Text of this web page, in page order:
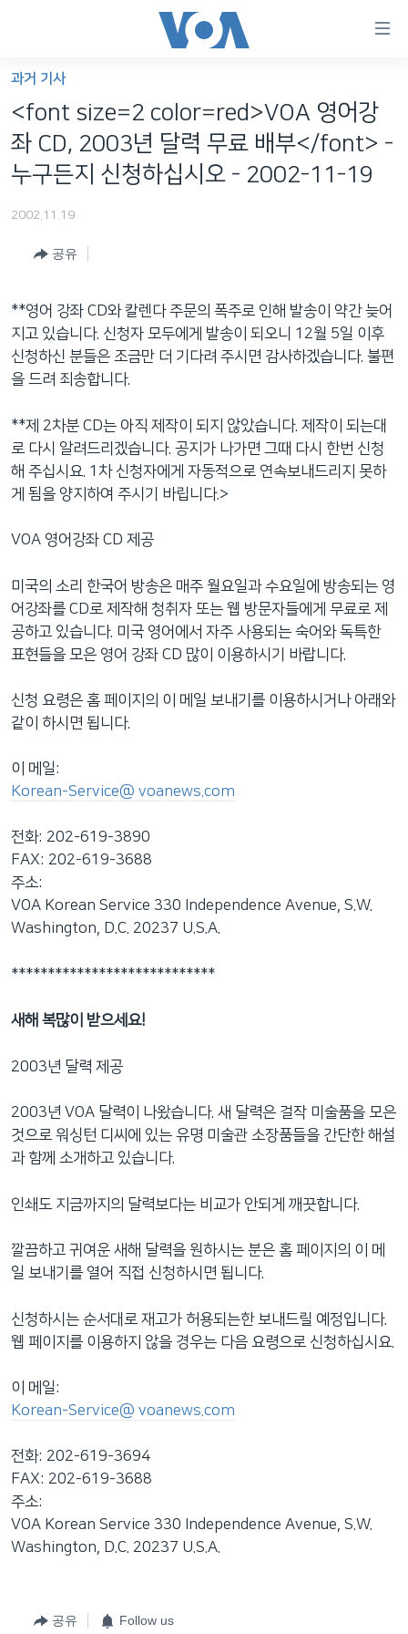
가
능
링
크
인
로
이
동
메
네
게
이
으
이
동
검
로
이
세계
VOD
주파수 안내
언어 선택
과거 기사
<font size=2 color=red>VOA 영어강
좌 CD, 2003년 달력 무료 배부</font> -
누구든지 신청하십시오 - 2002-11-19
2002.11.19
공유
**영어 강좌 CD와 칼렌다 주문의 폭주로 인해 발송이 약간 늦어
지고 있습니다. 신청자 모두에게 발송이 되오니 12월 5일 이후
신청하신 분들은 조금만 더 기다려 주시면 감사하겠습니다. 불편
을 드려 죄송합니다.
**제 2차분 CD는 아직 제작이 되지 않았습니다. 제작이 되는대
로 다시 알려드리겠습니다. 공지가 나가면 그때 다시 한번 신청
해 주십시요. 1차 신청자에게 자동적으로 연속보내드리지 못하
게 됨을 양지하여 주시기 바립니다.>
VOA 영어강좌 CD 제공
미국의 소리 한국어 방송은 매주 월요일과 수요일에 방송되는 영
어강좌를 CD로 제작해 청취자 또는 웹 방문자들에게 무료로 제
공하고 있습니다. 미국 영어에서 자주 사용되는 숙어와 독특한
표현들을 모은 영어 강좌 CD 많이 이용하시기 바랍니다.
신청 요령은 홈 페이지의 이 메일 보내기를 이용하시거나 아래와
같이 하시면 됩니다.
이 메일:
Korean-Service@ voanews.com
전화: 202-619-3890
FAX: 202-619-3688
주소:
VOA Korean Service 330 Independence Avenue, S.W.
Washington, D.C. 20237 U.S.A.
****************************
새해 복많이 받으세요!
2003년 달력 제공
2003년 VOA 달력이 나왔습니다. 새 달력은 걸작 미술품을 모은
것으로 워싱턴 디씨에 있는 유명 미술관 소장품들을 간단한 해설
과 함께 소개하고 있습니다.
인쇄도 지금까지의 달력보다는 비교가 안되게 깨끗합니다.
깔끔하고 귀여운 새해 달력을 원하시는 분은 홈 페이지의 이 메
일 보내기를 열어 직접 신청하시면 됩니다.
신청하시는 순서대로 재고가 허용되는한 보내드릴 예정입니다.
웹 페이지를 이용하지 않을 경우는 다음 요령으로 신청하십시요.
이 메일:
Korean-Service@ voanews.com
전화: 202-619-3694
FAX: 202-619-3688
주소:
VOA Korean Service 330 Independence Avenue, S.W.
Washington, D.C. 20237 U.S.A.
공유 Follow us